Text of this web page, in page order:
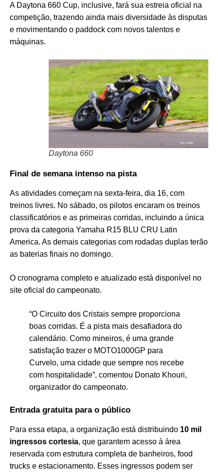
A Daytona 660 Cup, inclusive, fará sua estreia oficial na
competição, trazendo ainda mais diversidade às disputas
e movimentando o paddock com novos talentos e
máquinas.
Daytona 660
Final de semana intenso na pista
As atividades começam na sexta-feira, dia 16, com
treinos livres. No sábado, os pilotos encaram os treinos
classificatórios e as primeiras corridas, incluindo a única
prova da categoria Yamaha R15 BLU CRU Latin
America. As demais categorias com rodadas duplas terão
as baterias finais no domingo.
O cronograma completo e atualizado está disponível no
site oficial do campeonato.
“O Circuito dos Cristais sempre proporciona
boas corridas. É a pista mais desafiadora do
calendário. Como mineiros, é uma grande
satisfação trazer o MOTO1000GP para
Curvelo, uma cidade que sempre nos recebe
com hospitalidade”, comentou Donato Khouri,
organizador do campeonato.
Entrada gratuita para o público
Para essa etapa, a organização está distribuindo 10 mil
ingressos cortesia, que garantem acesso à área
reservada com estrutura completa de banheiros, food
trucks e estacionamento. Esses ingressos podem ser